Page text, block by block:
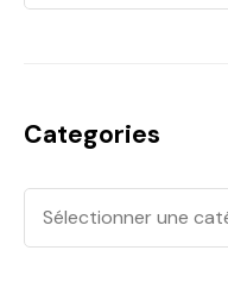
Categories